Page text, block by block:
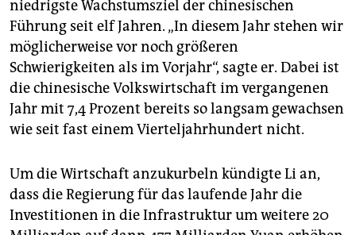
niedrigste Wachstumsziel der chinesischen
Führung seit elf Jahren. „In diesem Jahr stehen wir
möglicherweise vor noch größeren
Schwierigkeiten als im Vorjahr“, sagte er. Dabei ist
die chinesische Volkswirtschaft im vergangenen
Jahr mit 7,4 Prozent bereits so langsam gewachsen
wie seit fast einem Vierteljahrhundert nicht.
Um die Wirtschaft anzukurbeln kündigte Li an,
dass die Regierung für das laufende Jahr die
Investitionen in die Infrastruktur um weitere 20